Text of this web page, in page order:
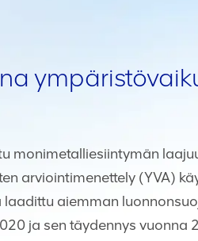
monimetalliesiintymän
arviointimenettely (YVA)
laadittu aiemman
ja sen täydennys vuonna